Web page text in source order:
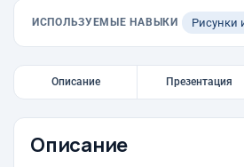
ИСПОЛЬЗУЕМЫЕ НАВЫКИ Рисунки
Описание Презентация
Описание